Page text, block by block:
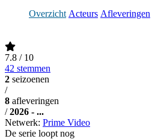
Overzicht Acteurs Afleveringen
7.8 / 10
42 stemmen
2 seizoenen
/
8 afleveringen
/ 2026 - ...
Netwerk: Prime Video
De serie loopt nog